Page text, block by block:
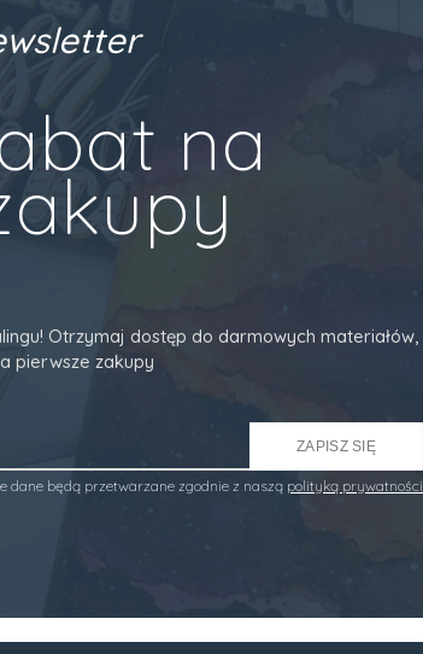
na
Otrzymaj dostęp do darmowych materiałów,
pierwsze zakupy
ZAPISZ SIĘ
dane będą przetwarzane zgodnie z naszą polityką prywatności